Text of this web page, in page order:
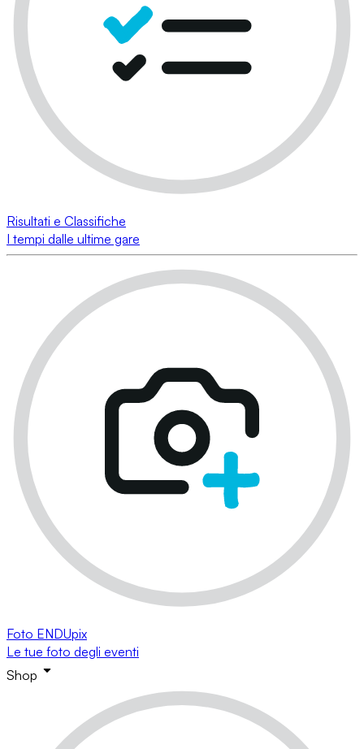
Risultati e Classifiche
I tempi dalle ultime gare
Foto ENDUpix
Le tue foto degli eventi
Shop